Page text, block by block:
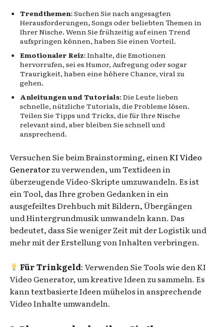
Trendthemen: Suchen Sie nach angesagten
Herausforderungen, Songs oder beliebten Themen in
Ihrer Nische. Wenn Sie frühzeitig auf einen Trend
aufspringen können, haben Sie einen Vorteil.
Emotionaler Reiz: Inhalte, die Emotionen
hervorrufen, sei es Humor, Aufregung oder sogar
Traurigkeit, haben eine höhere Chance, viral zu
gehen.
Anleitungen und Tutorials: Die Leute lieben
schnelle, nützliche Tutorials, die Probleme lösen.
Teilen Sie Tipps und Tricks, die für Ihre Nische
relevant sind, aber bleiben Sie schnell und
ansprechend.
Versuchen Sie beim Brainstorming, einenKI Video
Generatorzu verwenden, um Textideen in
überzeugende Video-Skripte umzuwandeln. Es ist
ein Tool, das Ihre groben Gedanken in ein
ausgefeiltes Drehbuch mit Bildern, Übergängen
und Hintergrundmusik umwandeln kann. Das
bedeutet, dass Sie weniger Zeit mit der Logistik und
mehr mit der Erstellung von Inhalten verbringen.
Für Trinkgeld: Verwenden Sie Tools wie den KI
Video Generator, um kreative Ideen zu sammeln. Es
kann textbasierte Ideen mühelos in ansprechende
Video Inhalte umwandeln.